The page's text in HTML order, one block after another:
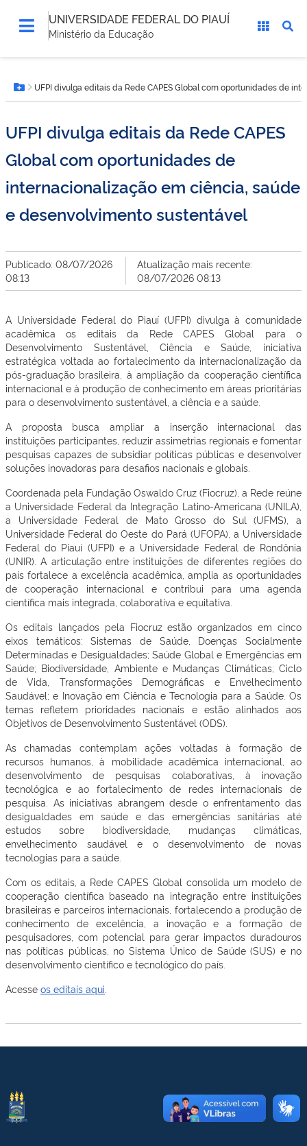
UNIVERSIDADE FEDERAL DO PIAUÍ
Ministério da Educação
está
aqui:Botão Menu
UFPI divulga editais da Rede CAPES Global com oportunidades de
UFPI divulga editais da Rede CAPES
Global com oportunidades de
internacionalização em ciência, saúde
e desenvolvimento sustentável
Publicado: 08/07/2026
08:13
Atualização mais recente:
08/07/2026 08:13
A Universidade Federal do Piauí (UFPI) divulga à comunidade
acadêmica os editais da Rede CAPES Global para o
Desenvolvimento Sustentável, Ciência e Saúde, iniciativa
estratégica voltada ao fortalecimento da internacionalização da
pós-graduação brasileira, à ampliação da cooperação científica
internacional e à produção de conhecimento em áreas prioritárias
para o desenvolvimento sustentável, a ciência e a saúde.
A proposta busca ampliar a inserção internacional das
instituições participantes, reduzir assimetrias regionais e fomentar
pesquisas capazes de subsidiar políticas públicas e desenvolver
soluções inovadoras para desafios nacionais e globais.
Coordenada pela Fundação Oswaldo Cruz (Fiocruz), a Rede reúne
a Universidade Federal da Integração Latino-Americana (UNILA),
a Universidade Federal de Mato Grosso do Sul (UFMS), a
Universidade Federal do Oeste do Pará (UFOPA), a Universidade
Federal do Piauí (UFPI) e a Universidade Federal de Rondônia
(UNIR). A articulação entre instituições de diferentes regiões do
país fortalece a excelência acadêmica, amplia as oportunidades
de cooperação internacional e contribui para uma agenda
científica mais integrada, colaborativa e equitativa.
Os editais lançados pela Fiocruz estão organizados em cinco
eixos temáticos: Sistemas de Saúde, Doenças Socialmente
Determinadas e Desigualdades; Saúde Global e Emergências em
Saúde; Biodiversidade, Ambiente e Mudanças Climáticas; Ciclo
de Vida, Transformações Demográficas e Envelhecimento
Saudável; e Inovação em Ciência e Tecnologia para a Saúde. Os
temas refletem prioridades nacionais e estão alinhados aos
Objetivos de Desenvolvimento Sustentável (ODS).
As chamadas contemplam ações voltadas à formação de
recursos humanos, à mobilidade acadêmica internacional, ao
desenvolvimento de pesquisas colaborativas, à inovação
tecnológica e ao fortalecimento de redes internacionais de
pesquisa. As iniciativas abrangem desde o enfrentamento das
desigualdades em saúde e das emergências sanitárias até
estudos sobre biodiversidade, mudanças climáticas,
envelhecimento saudável e o desenvolvimento de novas
tecnologias para a saúde.
Com os editais, a Rede CAPES Global consolida um modelo de
cooperação científica baseado na integração entre instituições
brasileiras e parceiros internacionais, fortalecendo a produção de
conhecimento de excelência, a inovação e a formação de
pesquisadores, com potencial para gerar impactos duradouros
nas políticas públicas, no Sistema Único de Saúde (SUS) e no
desenvolvimento científico e tecnológico do país.
Acesse os editais aqui